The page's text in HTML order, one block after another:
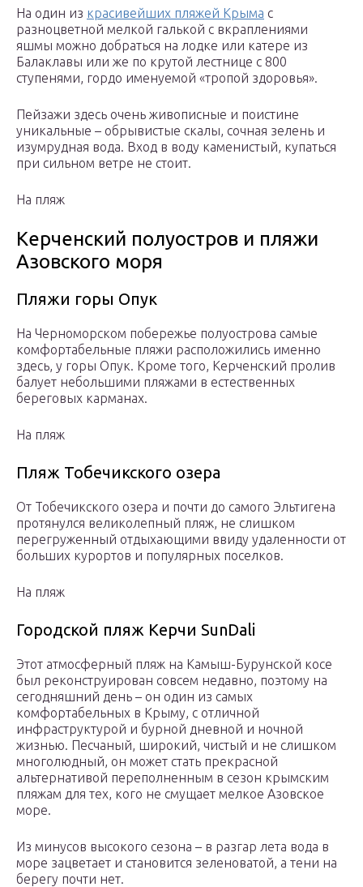
На один из красивейших пляжей Крыма с
разноцветной мелкой галькой с вкраплениями
яшмы можно добраться на лодке или катере из
Балаклавы или же по крутой лестнице с 800
ступенями, гордо именуемой «тропой здоровья».
Пейзажи здесь очень живописные и поистине
уникальные – обрывистые скалы, сочная зелень и
изумрудная вода. Вход в воду каменистый, купаться
при сильном ветре не стоит.
На пляж
Керченский полуостров и пляжи
Азовского моря
Пляжи горы Опук
На Черноморском побережье полуострова самые
комфортабельные пляжи расположились именно
здесь, у горы Опук. Кроме того, Керченский пролив
балует небольшими пляжами в естественных
береговых карманах.
На пляж
Пляж Тобечикского озера
От Тобечикского озера и почти до самого Эльтигена
протянулся великолепный пляж, не слишком
перегруженный отдыхающими ввиду удаленности от
больших курортов и популярных поселков.
На пляж
Городской пляж Керчи SunDali
Этот атмосферный пляж на Камыш-Бурунской косе
был реконструирован совсем недавно, поэтому на
сегодняшний день – он один из самых
комфортабельных в Крыму, с отличной
инфраструктурой и бурной дневной и ночной
жизнью. Песчаный, широкий, чистый и не слишком
многолюдный, он может стать прекрасной
альтернативой переполненным в сезон крымским
пляжам для тех, кого не смущает мелкое Азовское
море.
Из минусов высокого сезона – в разгар лета вода в
море зацветает и становится зеленоватой, а тени на
берегу почти нет.